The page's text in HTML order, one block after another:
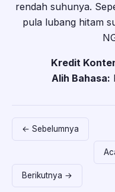
rendah suhunya.
pula lubang hitam
Kredit
Alih Bahasa:
← Sebelumnya
Berikutnya →